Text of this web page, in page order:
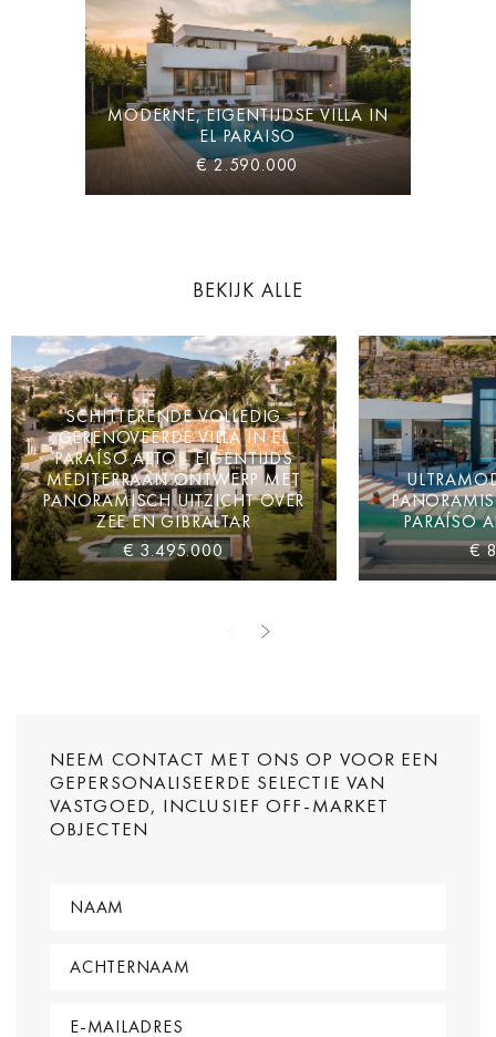
MODERNE, EIGENTIJDSE VILLA IN
EL PARAISO
€ 2.590.000
BEKIJK ALLE
SCHITTERENDE VOLLEDIG
GERENOVEERDE VILLA IN EL
PARAÍSO ALTO - EIGENTIJDS
MEDITERRAAN ONTWERP MET
PANORAMISCH UITZICHT OVER
ZEE EN GIBRALTAR
€ 3.495.000
PARAÍSO
€
NEEM CONTACT MET ONS OP VOOR EEN
GEPERSONALISEERDE SELECTIE VAN
VASTGOED, INCLUSIEF OFF-MARKET
OBJECTEN